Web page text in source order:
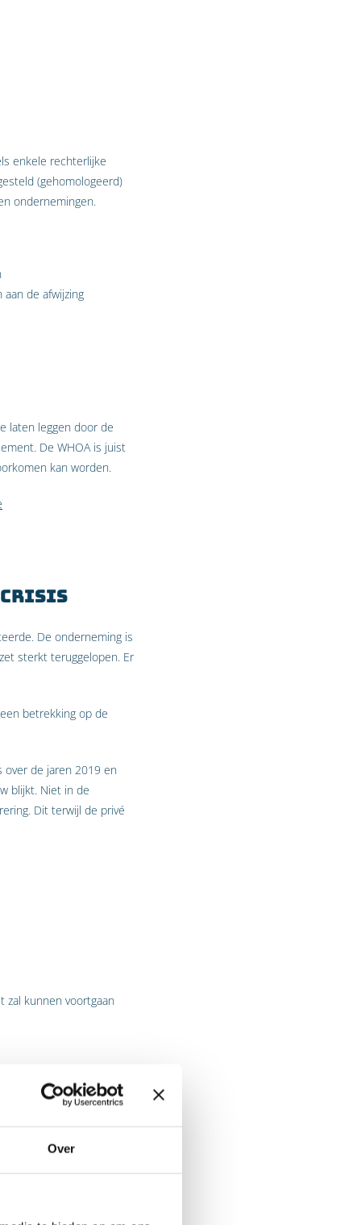
Over
enkele rechterlijke
(gehomologeerd)
ondernemingen.
de afwijzing
laten leggen door de
De WHOA is juist
kan worden.
De onderneming is
sterkt teruggelopen. Er
betrekking op de
de jaren 2019 en
blijkt. Niet in de
Dit terwijl de privé
zal kunnen voortgaan
zal raken, komt er op
voorziet dat er geen
heeft, maar niet